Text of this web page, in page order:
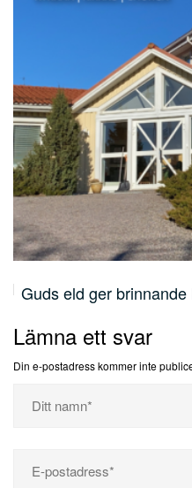
Lärjunge,
Lämna ett svar
Din e-postadress kommer inte